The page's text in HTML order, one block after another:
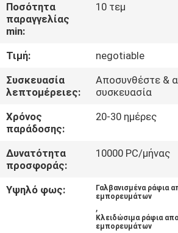
ΜΑΣ
ΕΛΆΤΕ
ΣΕ
ΕΠΑΦΉ
ΜΕ
ΖΗΤΉΣΤΕ
ΈΝΑ
ΑΠΌΣΠΑΣΜΑ
Ποσότητα
παραγγελίας
min:
10 τεμ
Τιμή:
negotiable
Συσκευασία
λεπτομέρειες:
Αποσυνθέστε &
συσκευασία
Χρόνος
παράδοσης:
20-30 ημέρες
Δυνατότητα
προσφοράς:
10000 PC/μήνας
Υψηλό φως:
Γαλβανισμένα ράφια
εμπορευμάτων
,
Κλειδώσιμα ράφια
εμπορευμάτων